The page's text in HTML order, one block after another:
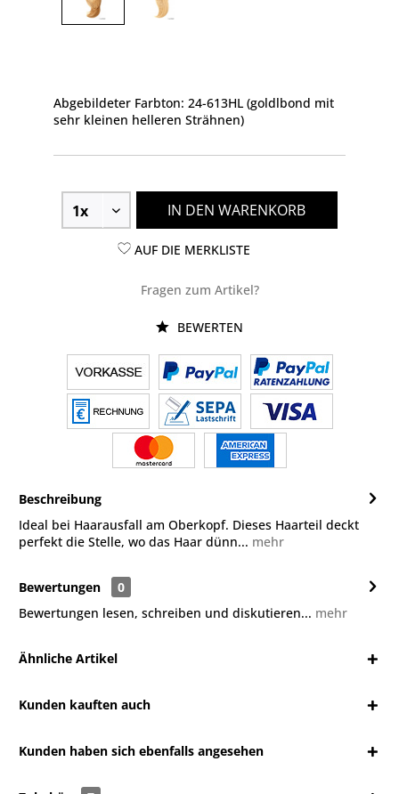
Abgebildeter Farbton: 24-613HL (goldlbond mit
sehr kleinen helleren Strähnen)
IN DEN WARENKORB
AUF DIE MERKLISTE
Fragen zum Artikel?
BEWERTEN
Beschreibung
Ideal bei Haarausfall am Oberkopf. Dieses Haarteil deckt
perfekt die Stelle, wo das Haar dünn... mehr
Bewertungen
0
Bewertungen lesen, schreiben und diskutieren... mehr
Ähnliche Artikel
Kunden kauften auch
Kunden haben sich ebenfalls angesehen